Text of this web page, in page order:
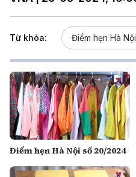
Từ khóa: Điểm hẹn Hà Nội
Điểm hẹn Hà Nội số 20/2024